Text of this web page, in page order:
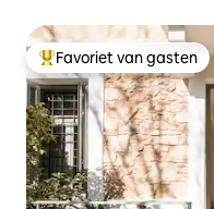
Topfavoriet van gasten
Favoriet van gasten